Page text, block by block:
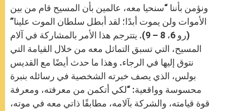
ونؤمن بأننا “سنحيا معه، عالمين بأن المسيح قام من بين
الأموات ولن يموت أبدًا؛ لقد أبطل سلطان الموت علينا”
(رو 6، 8 – 9). يتترجم هذا الأمر بالمشاركة في آلام
المسيح، التي تسبق التماثل معه من خلال القيامة التي
نتوق إليها في الرجاء. وهذا ما حدث أيضًا مع القديس
بولس، الذي يصف خبرته الشخصية في رسائله بنبرة
محسوسة وواقعية: “لكي أتكمن من معرفته، ومعرفة
قوة قيامته، والشركة بآلامه، مطابقًا ذاتي معه في موته،